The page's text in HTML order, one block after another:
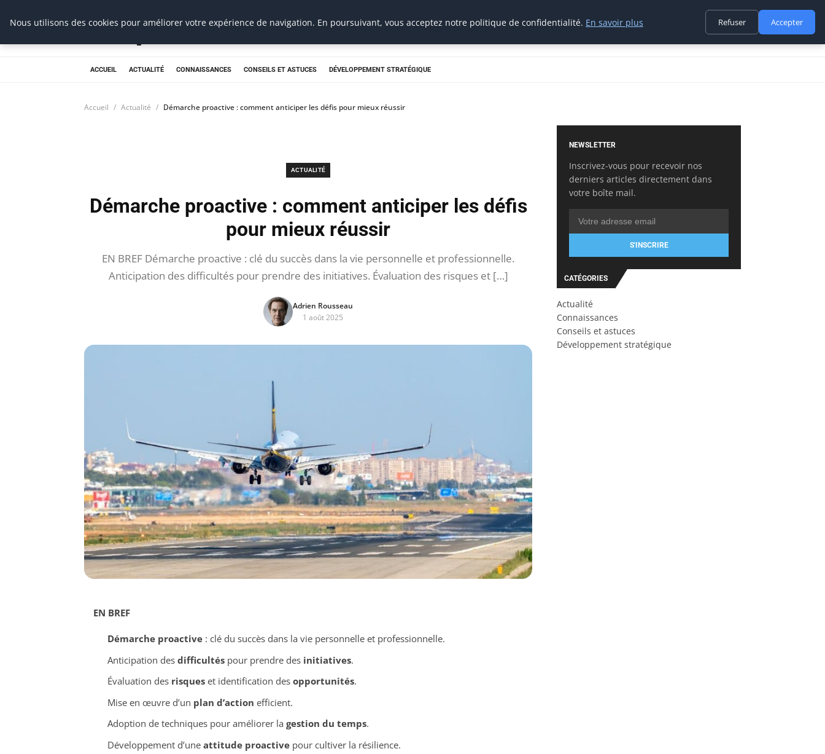
Prospection Pro
ACCUEIL ACTUALITÉ CONNAISSANCES CONSEILS ET ASTUCES DÉVELOPPEMENT STRATÉGIQUE
Accueil Actualité Démarche proactive : comment anticiper les défis pour mieux réussir
ACTUALITÉ
Démarche proactive : comment anticiper les défis
pour mieux réussir
EN BREF Démarche proactive : clé du succès dans la vie personnelle et professionnelle.
Anticipation des difficultés pour prendre des initiatives. Évaluation des risques et […]
Adrien Rousseau
1 août 2025
EN BREF
Démarche proactive: clé du succès dans la vie personnelle et professionnelle.
Anticipation des difficultéspour prendre des initiatives.
Évaluation des risqueset identification des opportunités.
Mise en œuvre d’un plan d’action efficient.
Adoption de techniques pour améliorer la gestion du temps.
Développement d’une attitude proactivepour cultiver la résilience.
NEWSLETTER
Inscrivez-vous pour recevoir nos
derniers articles directement dans
votre boîte mail.
S'INSCRIRE
CATÉGORIES
Actualité
Connaissances
Conseils et astuces
Développement stratégique
Nous utilisons des cookies pour améliorer votre expérience de navigation. En poursuivant, vous acceptez notre politique de confidentialité. En savoir plus Refuser Accepter